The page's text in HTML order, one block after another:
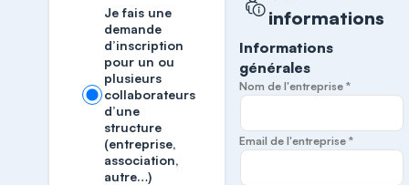
Je fais une
demande
d’inscription
pour un ou
plusieurs
collaborateurs
d’une
structure
(entreprise,
association,
autre…)
informations
Informations
générales
Nom de l'entreprise *
Email de l'entreprise *